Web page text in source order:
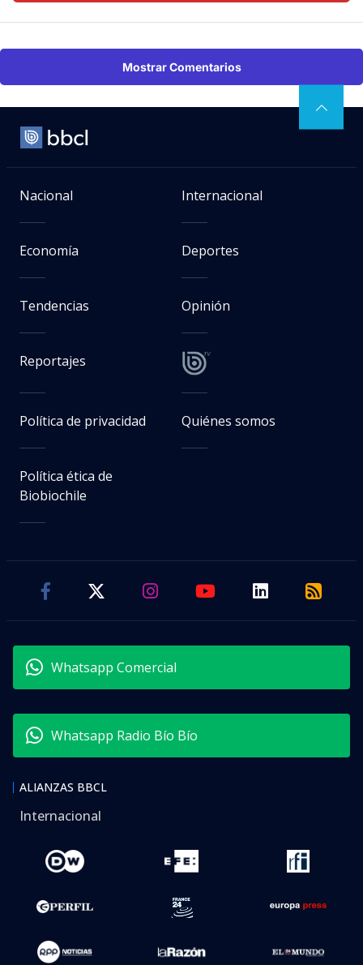
Mostrar Comentarios
Nacional Internacional
Economía Deportes
Tendencias Opinión
Reportajes
Política de privacidad Quiénes somos
Política ética de
Biobiochile
Whatsapp Comercial
Whatsapp Radio Bío Bío
ALIANZAS BBCL
Internacional